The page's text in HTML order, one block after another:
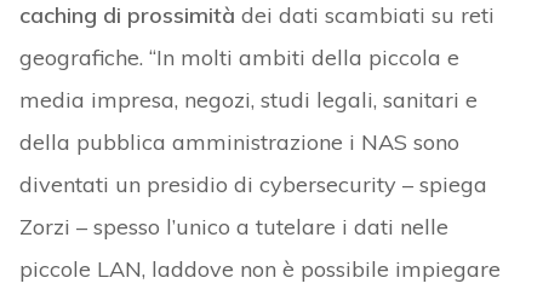
caching di prossimità dei dati scambiati su reti
geografiche. “In molti ambiti della piccola e
media impresa, negozi, studi legali, sanitari e
della pubblica amministrazione i NAS sono
diventati un presidio di cybersecurity – spiega
Zorzi – spesso l’unico a tutelare i dati nelle
piccole LAN, laddove non è possibile impiegare